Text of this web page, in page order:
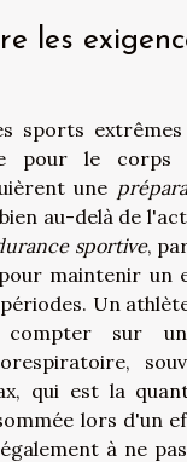
les
sports extrêmes
pour le corps
une
au-delà de
sportive,
maintenir un
Un
sur
qui est la
lors d'un
à ne